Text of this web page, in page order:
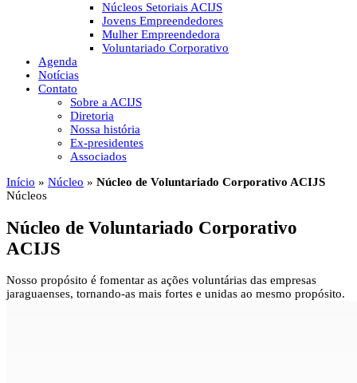
Núcleos Setoriais ACIJS
Jovens Empreendedores
Mulher Empreendedora
Voluntariado Corporativo
Agenda
Notícias
Contato
Sobre a ACIJS
Diretoria
Nossa história
Ex-presidentes
Associados
Início » Núcleo » Núcleo de Voluntariado Corporativo ACIJS
Núcleos
Núcleo de Voluntariado Corporativo
ACIJS
Nosso propósito é fomentar as ações voluntárias das empresas
jaraguaenses, tornando-as mais fortes e unidas ao mesmo propósito.